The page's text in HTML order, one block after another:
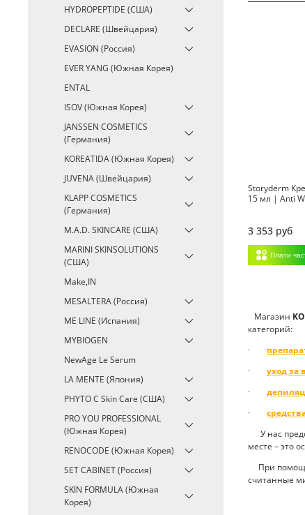
Storyderm
15 мл | Anti
3 353 руб
Плати
Магазин K
категорий:
·
· уход за
·
·
У нас
месте – это
При
считанные
HYDROPEPTIDE (США)
DECLARE (Швейцария)
EVASION (Россия)
EVER YANG (Южная Корея)
ENTAL
ISOV (Южная Корея)
JANSSEN COSMETICS
(Германия)
KOREATIDA (Южная Корея)
JUVENA (Швейцария)
KLAPP COSMETICS
(Германия)
M.A.D. SKINCARE (США)
MARINI SKINSOLUTIONS
(США)
Make,IN
MESALTERA (Россия)
ME LINE (Испания)
MYBIOGEN
NewAge Le Serum
LA MENTE (Япония)
PHYTO C Skin Care (США)
PRO YOU PROFESSIONAL
(Южная Корея)
RENOCODE (Южная Корея)
SET CABINET (Россия)
SKIN FORMULA (Южная
Корея)